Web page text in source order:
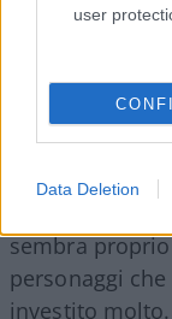
user
Data Deletion
e restrizioni,
invocate
che la
dei
sembra
personaggi
investito molto.